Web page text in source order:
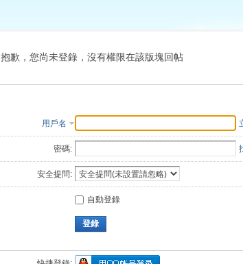
索
抱歉，您尚未登錄，沒有權限在該版塊回帖
用戶名
密碼:
安全提問:
自動登錄
登錄